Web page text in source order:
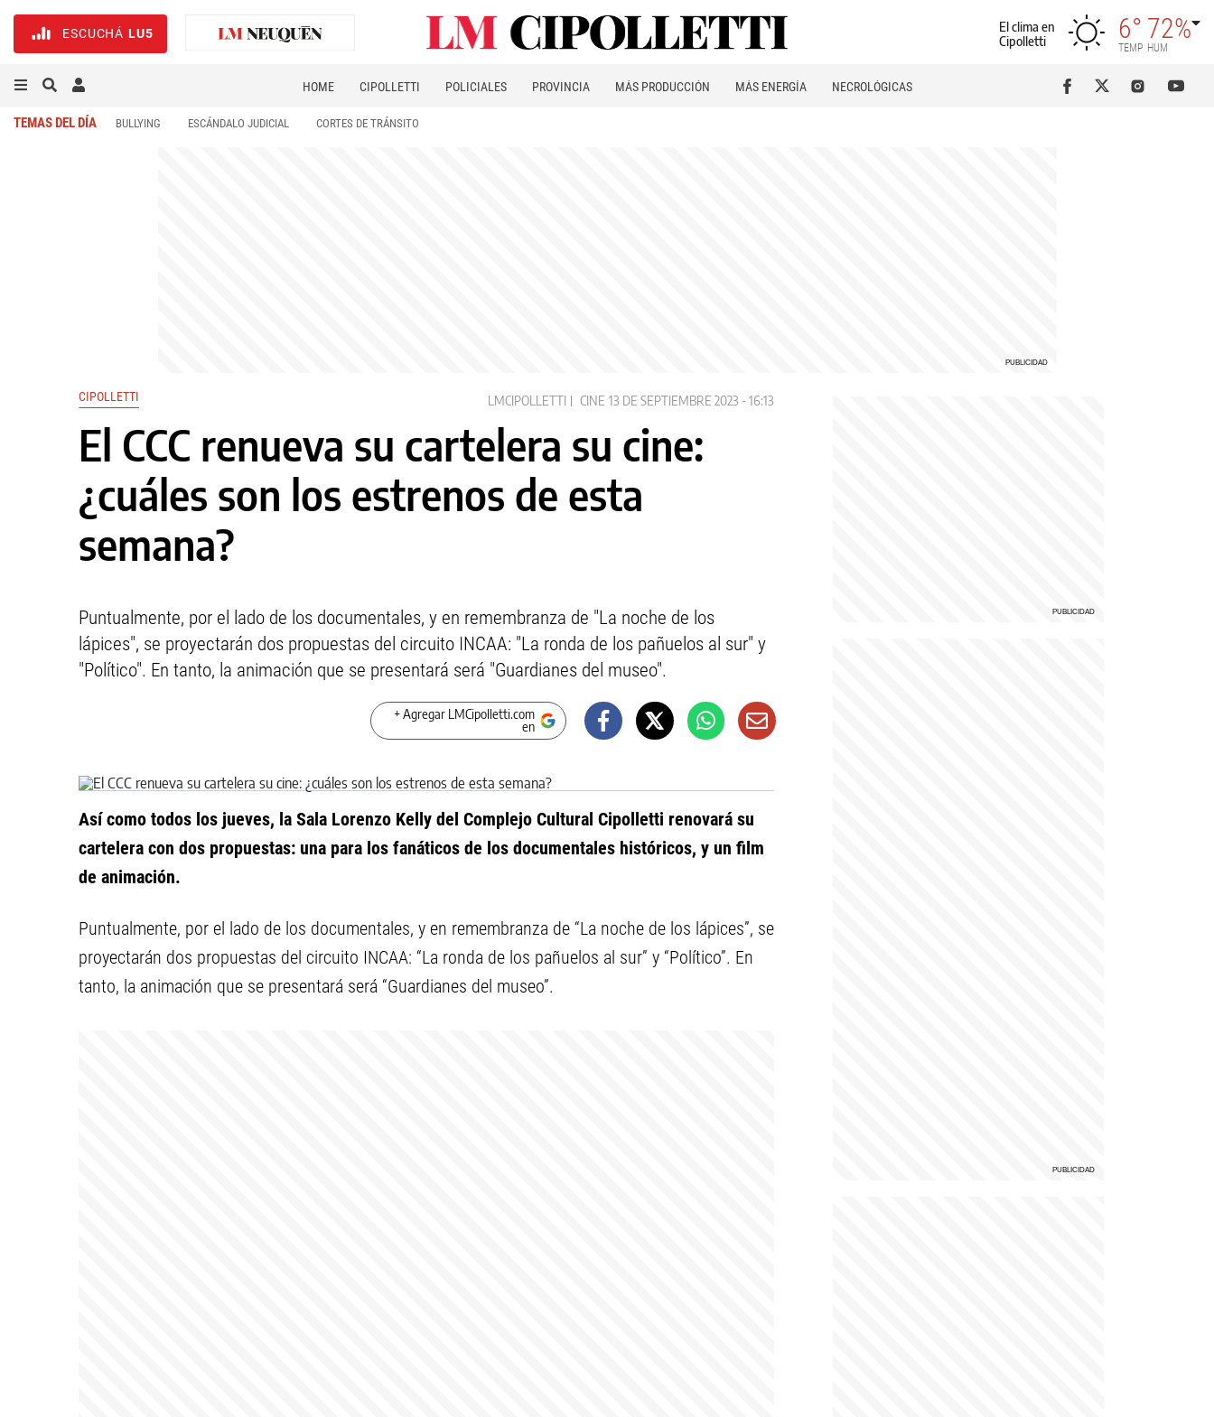
ESCUCHÁ LU5
El clima en
Cipolletti
6°
TEMP
72%
HUM
HOME CIPOLLETTI POLICIALES PROVINCIA MÁS PRODUCCIÓN MÁS ENERGÍA NECROLÓGICAS
TEMAS DEL DÍA BULLYING ESCÁNDALO JUDICIAL CORTES DE TRÁNSITO
CIPOLLETTI LMCIPOLLETTI CINE 13 DE SEPTIEMBRE 2023 - 16:13
El CCC renueva su cartelera su cine:
¿cuáles son los estrenos de esta
semana?
Puntualmente, por el lado de los documentales, y en remembranza de "La noche de los
lápices", se proyectarán dos propuestas del circuito INCAA: "La ronda de los pañuelos al sur" y
"Político". En tanto, la animación que se presentará será "Guardianes del museo".
+ Agregar LMCipolletti.com
en
Así como todos los jueves, la Sala Lorenzo Kelly del Complejo Cultural Cipolletti renovará su
cartelera con dos propuestas: una para los fanáticos de los documentales históricos, y un film
de animación.
Puntualmente, por el lado de los documentales, y en remembranza de “La noche de los lápices”, se
proyectarán dos propuestas del circuito INCAA: “La ronda de los pañuelos al sur” y “Político”. En
tanto, la animación que se presentará será “Guardianes del museo”.